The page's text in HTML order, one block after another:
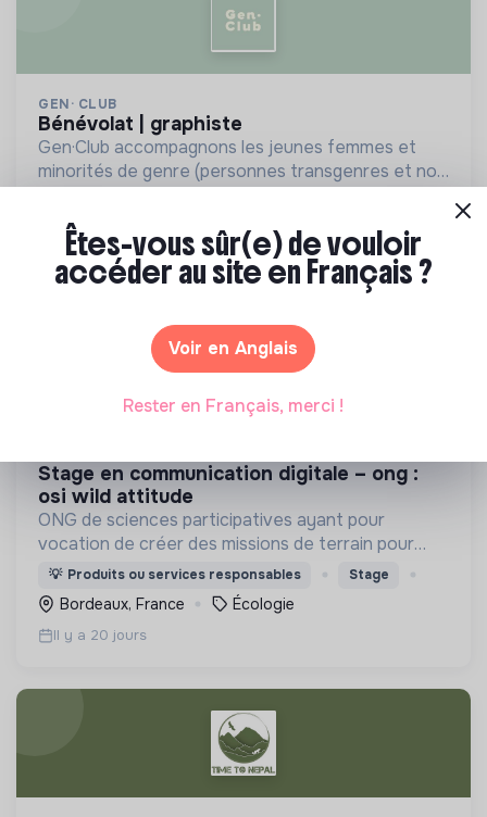
GEN· CLUB
bénévolat | graphiste
Gen·Club accompagnons les jeunes femmes et
minorités de genre (personnes transgenres et non
binaires), âgées entre 15 et 25 ans, dans leur
orientation et insertion professionnelle.
Paris, France Éducation
Il y a 17 jours
stage en communication digitale – ong :
osi wild attitude
ONG de sciences participatives ayant pour
vocation de créer des missions de terrain pour
faire participer les citoyens à des projets sur le
terrain
💡 Produits ou services responsables Stage
Bordeaux, France Écologie
Il y a 20 jours
Êtes-vous sûr(e) de vouloir
accéder au site en Français ?
Voir en Anglais
Rester en Français, merci !